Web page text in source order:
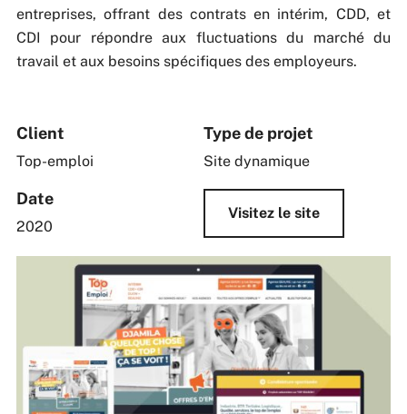
entreprises, offrant des contrats en intérim, CDD, et
CDI pour répondre aux fluctuations du marché du
travail et aux besoins spécifiques des employeurs.
Client
Top-emploi
Type de projet
Site dynamique
Date
2020
Visitez le site